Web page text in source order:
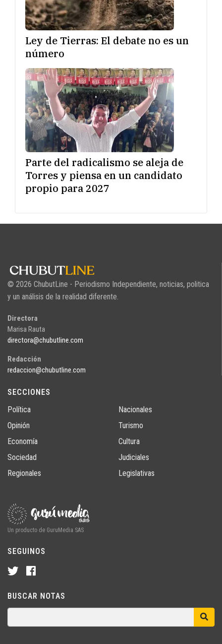
Ley de Tierras: El debate no es un
número
Parte del radicalismo se aleja de
Torres y piensa en un candidato
propio para 2027
© 2026 ChubutLine - Periodismo Independiente, noticias, politica
y un análisis de la realidad diferente.
Directora
Marisa Rauta
directora@chubutline.com
Redacción
redaccion@chubutline.com
SECCIONES
Política
Opinión
Economía
Sociedad
Regionales
Nacionales
Turismo
Cultura
Judiciales
Legislativas
Un producto de GuruMedia SAS
SEGUINOS
BUSCAR NOTAS